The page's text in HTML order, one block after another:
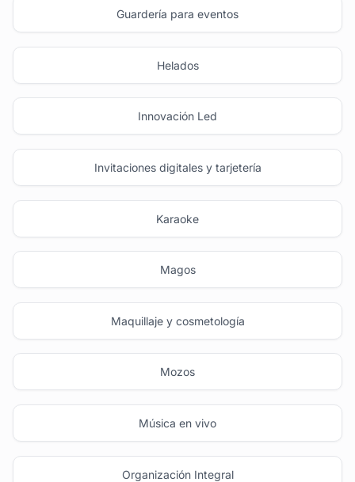
Guardería para eventos
Helados
Innovación Led
Invitaciones digitales y tarjetería
Karaoke
Magos
Maquillaje y cosmetología
Mozos
Música en vivo
Organización Integral